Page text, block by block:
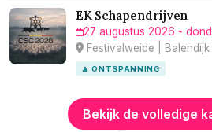
EK Schapendrijven
27 augustus 2026 -
Festivalweide |
🧘 ONTSPANNING
Bekijk de volledige